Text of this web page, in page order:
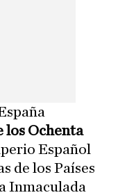
los Ochenta
Español
de los Países
Inmaculada